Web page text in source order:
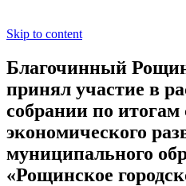
Skip to content
Благочинный
принял участие в
собрании по итогам
экономического
муниципального
«Рощинское